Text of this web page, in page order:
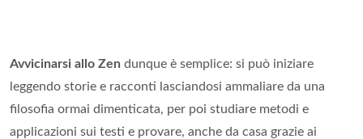
Avvicinarsi allo Zen dunque è semplice: si può iniziare
leggendo storie e racconti lasciandosi ammaliare da una
filosofia ormai dimenticata, per poi studiare metodi e
applicazioni sui testi e provare, anche da casa grazie ai